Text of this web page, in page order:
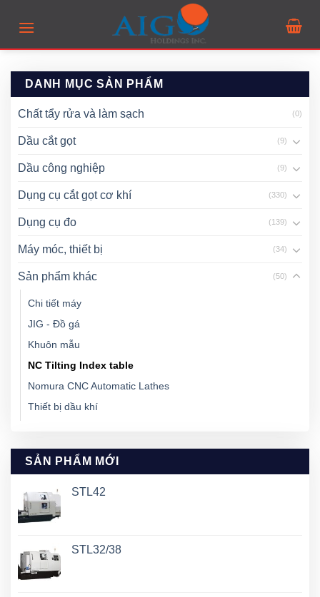
DANH MỤC SẢN PHẨM
Chất tẩy rửa và làm sạch (0)
Dầu cắt gọt (9)
Dầu công nghiệp (9)
Dụng cụ cắt gọt cơ khí (330)
Dụng cụ đo (139)
Máy móc, thiết bị (34)
Sản phẩm khác (50)
Chi tiết máy
JIG - Đồ gá
Khuôn mẫu
NC Tilting Index table
Nomura CNC Automatic Lathes
Thiết bị dầu khí
SẢN PHẨM MỚI
STL42
STL32/38